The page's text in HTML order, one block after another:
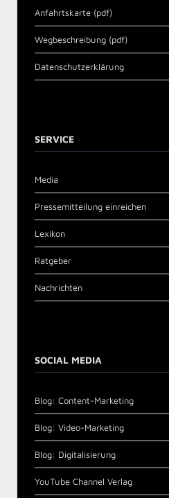
Anfahrtskarte (pdf)
Wegbeschreibung (pdf)
Datenschutzerklärung
SERVICE
Media
Pressemitteilung einreichen
Lexikon
Ratgeber
Nachrichten
SOCIAL MEDIA
Blog: Content-Marketing
Blog: Video-Marketing
Blog: Digitalisierung
YouTube Channel Verlag